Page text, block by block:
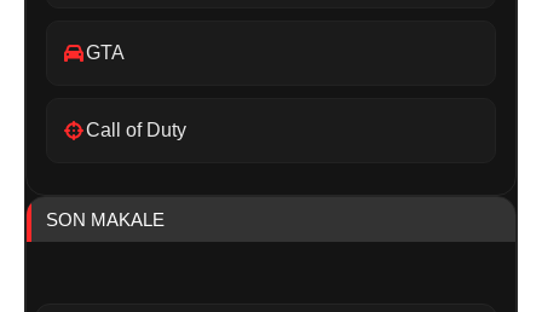
GTA
Call of Duty
SON MAKALE